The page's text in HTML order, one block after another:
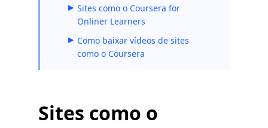
Sites como o Coursera for
Onliner Learners
Como baixar vídeos de sites
como o Coursera
Sites como o